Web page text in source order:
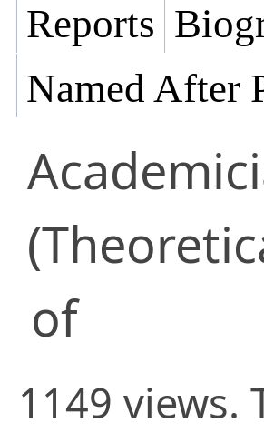
Reports
Named After
of
1149 views.